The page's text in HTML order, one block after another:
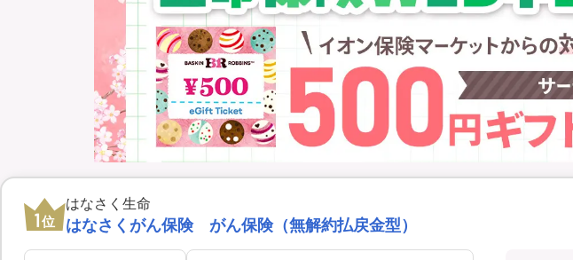
1位
はなさく生命
はなさくがん保険 がん保険（無解約払戻金型）